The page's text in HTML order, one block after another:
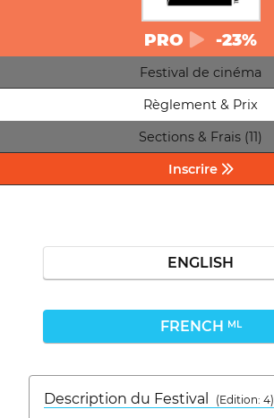
PRO -23%
Festival de cinéma
Règlement & Prix
Sections & Frais (11)
Inscrire
ENGLISH
FRENCH ML
Description du Festival
( Edition: 4)